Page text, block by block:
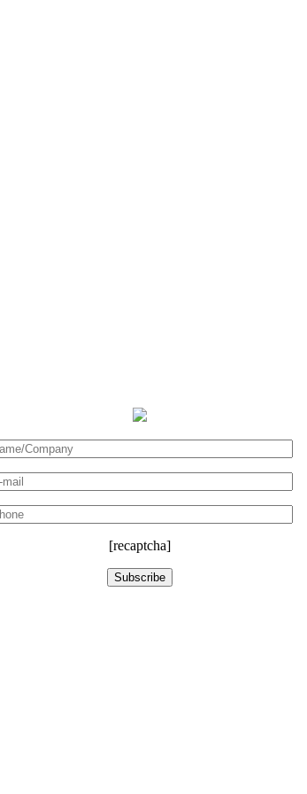
[recaptcha]